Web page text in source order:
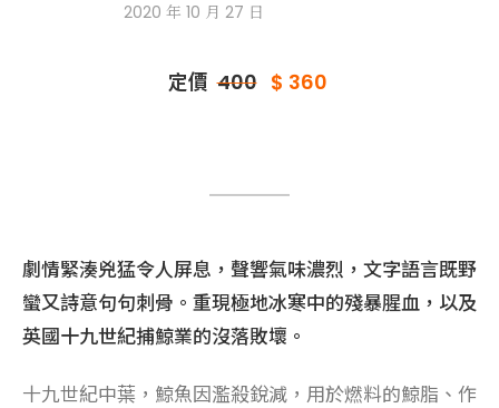
2020 年 10 月 27 日
定價 400 $ 360
劇情緊湊兇猛令人屏息，聲響氣味濃烈，文字語言既野
蠻又詩意句句刺骨。重現極地冰寒中的殘暴腥血，以及
英國十九世紀捕鯨業的沒落敗壞。
十九世紀中葉，鯨魚因濫殺銳減，用於燃料的鯨脂、作